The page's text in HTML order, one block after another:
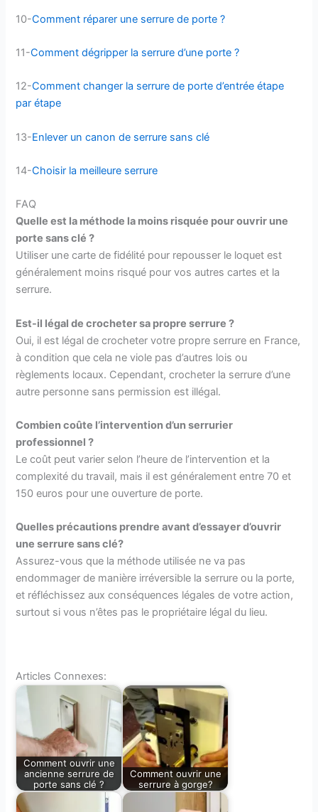
10-Comment réparer une serrure de porte ?
11-Comment dégripper la serrure d’une porte ?
12-Comment changer la serrure de porte d’entrée étape
par étape
13-Enlever un canon de serrure sans clé
14-Choisir la meilleure serrure
FAQ
Quelle est la méthode la moins risquée pour ouvrir une
porte sans clé ?
Utiliser une carte de fidélité pour repousser le loquet est
généralement moins risqué pour vos autres cartes et la
serrure.
Est-il légal de crocheter sa propre serrure ?
Oui, il est légal de crocheter votre propre serrure en France,
à condition que cela ne viole pas d’autres lois ou
règlements locaux. Cependant, crocheter la serrure d’une
autre personne sans permission est illégal.
Combien coûte l’intervention d’un serrurier
professionnel ?
Le coût peut varier selon l’heure de l’intervention et la
complexité du travail, mais il est généralement entre 70 et
150 euros pour une ouverture de porte.
Quelles précautions prendre avant d’essayer d’ouvrir
une serrure sans clé?
Assurez-vous que la méthode utilisée ne va pas
endommager de manière irréversible la serrure ou la porte,
et réfléchissez aux conséquences légales de votre action,
surtout si vous n’êtes pas le propriétaire légal du lieu.
Articles Connexes:
Comment ouvrir une
ancienne serrure de
porte sans clé ?
Comment ouvrir une
serrure à gorge?